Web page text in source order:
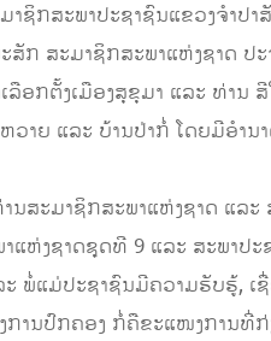
າຊິກສະພາປະຊາຊົນແຂວງຈໍາ
ສັກ ສະມາຊິກສະພາແຫ່ງຊາດ
ລືອກຕັ້ງເມືອງສຸຂຸມາ ແລະ ທ່ານ
າຍ ແລະ ບ້ານປ່າກໍ່ ໂດຍມີອໍານ
ສະມາຊິກສະພາແຫ່ງຊາດ ແລະ
ຫ່ງຊາດຊຸດທີ 9 ແລະ ສະພາປ
ພໍ່ແມ່ປະຊາຊົນມີຄວາມຮັບຮູ້, ເ
ການປົກຄອງ ກໍ່ຄືຂະແໜງການ